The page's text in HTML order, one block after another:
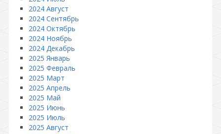
2024 Август
2024 Сентябрь
2024 Октябрь
2024 Ноябрь
2024 Декабрь
2025 Январь
2025 Февраль
2025 Март
2025 Апрель
2025 Май
2025 Июнь
2025 Июль
2025 Август